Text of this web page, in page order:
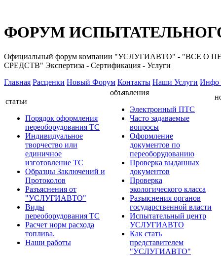
ФОРУМ
Официальный форум компании "УСЛУГИАВТО" -
СРЕДСТВ" Экспертиза - Сертификация - Услуги
Главная Расценки Новый Форум Контакты Наши Услуги Инфо
статьи
Порядок оформления
переоборудования ТС
Индивидуальное
творчество или
единичное
изготовление ТС
Образцы Заключений и
Протоколов
Разъяснения от
"УСЛУГИАВТО"
Виды
переоборудования ТС
Расчет норм расхода
топлива.
Наши работы
объявления
Электронный ПТС
Часто задаваемые
вопросы
Оформление
документов по
переоборудованию
Проверка выданных
документов
Проверка
экологического класса
Разъяснения органов
государственной власти
Испытательный центр
УСЛУГИАВТО
Как стать
представителем
"УСЛУГИАВТО"